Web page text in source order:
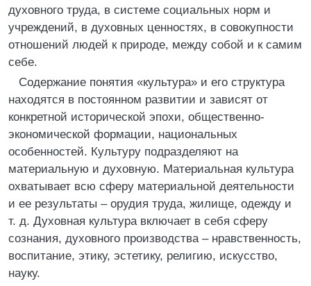
духовного труда, в системе социальных норм и
учреждений, в духовных ценностях, в совокупности
отношений людей к природе, между собой и к самим
себе.
Содержание понятия «культура» и его структура
находятся в постоянном развитии и зависят от
конкретной исторической эпохи, общественно-
экономической формации, национальных
особенностей. Культуру подразделяют на
материальную и духовную. Материальная культура
охватывает всю сферу материальной деятельности
и ее результаты – орудия труда, жилище, одежду и
т. д. Духовная культура включает в себя сферу
сознания, духовного производства – нравственность,
воспитание, этику, эстетику, религию, искусство,
науку.